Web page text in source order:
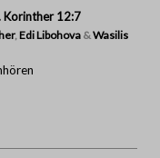
Korinther 12:7
, Edi Libohova & Wasilis